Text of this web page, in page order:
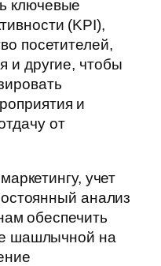
ключевые
(KPI),
посетителей,
и другие, чтобы
и
от
учет
анализ
обеспечить
шашлычной на